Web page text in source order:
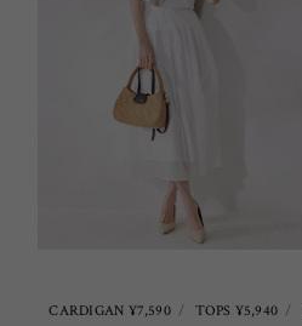
CARDIGAN ¥7,590 TOPS ¥5,940